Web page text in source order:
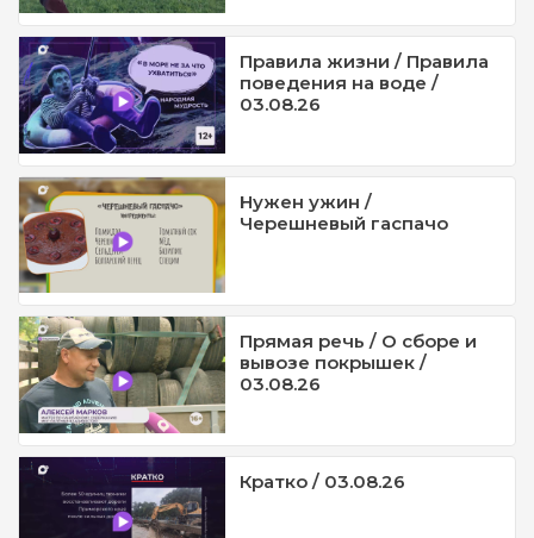
Правила жизни / Правила
поведения на воде /
03.08.26
Нужен ужин /
Черешневый гаспачо
Прямая речь / О сборе и
вывозе покрышек /
03.08.26
Кратко / 03.08.26